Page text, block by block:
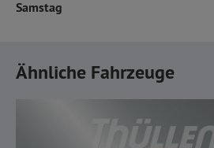
Samstag
Ähnliche Fahrzeuge